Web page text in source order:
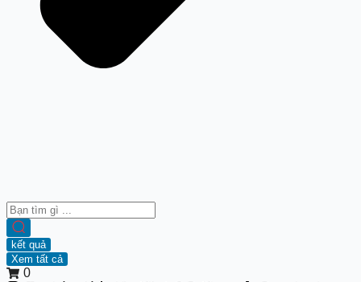
kết quả
Xem tất cả
0